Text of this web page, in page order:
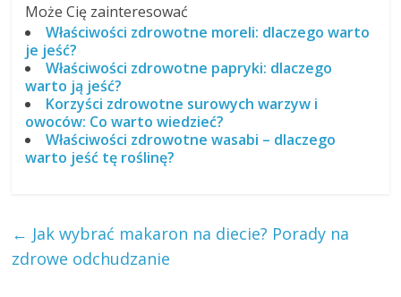
Może Cię zainteresować
Właściwości zdrowotne moreli: dlaczego warto
je jeść?
Właściwości zdrowotne papryki: dlaczego
warto ją jeść?
Korzyści zdrowotne surowych warzyw i
owoców: Co warto wiedzieć?
Właściwości zdrowotne wasabi – dlaczego
warto jeść tę roślinę?
← Jak wybrać makaron na diecie? Porady na
zdrowe odchudzanie